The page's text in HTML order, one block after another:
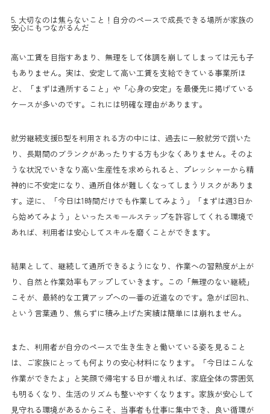
5. 大切なのは焦らないこと！自分のペースで成長できる場所が家族の
安心にもつながるんだ
高い工賃を目指すあまり、無理をして体調を崩してしまっては元も子
もありません。実は、安定して高い工賃を支給できている事業所ほ
ど、「まずは通所すること」や「心身の安定」を最優先に掲げている
ケースが多いのです。これには明確な理由があります。
就労継続支援B型を利用される方の中には、過去に一般就労で躓いた
り、長期間のブランクがあったりする方も少なくありません。そのよ
うな状況でいきなり高い生産性を求められると、プレッシャーから精
神的に不安定になり、通所自体が難しくなってしまうリスクがありま
す。逆に、「今日は1時間だけでも作業してみよう」「まずは週3日か
ら始めてみよう」といったスモールステップを許容してくれる環境で
あれば、利用者は安心してスキルを磨くことができます。
結果として、継続して通所できるようになり、作業への習熟度が上が
り、自然と作業効率もアップしていきます。この「無理のない継続」
こそが、最終的な工賃アップへの一番の近道なのです。急がば回れ、
という言葉通り、焦らずに積み上げた実績は簡単には崩れません。
また、利用者が自分のペースで生き生きと働いている姿を見ること
は、ご家族にとっても何よりの安心材料になります。「今日はこんな
作業ができたよ」と笑顔で帰宅する日が増えれば、家庭全体の雰囲気
も明るくなり、生活のリズムも整いやすくなります。家族が安心して
見守れる環境があるからこそ、当事者も仕事に集中でき、良い循環が